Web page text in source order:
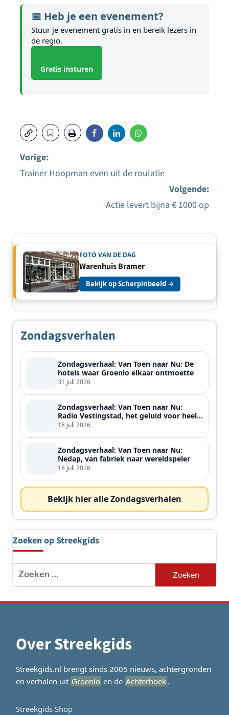
📅 Heb je een evenement?
Stuur je evenement gratis in en bereik lezers in
de regio.
Gratis insturen
Vorige:
Trainer Hoopman even uit de roulatie
Volgende:
Actie levert bijna € 1000 op
FOTO VAN DE DAG
Warenhuis Bramer
Bekijk op Scherpinbeeld →
Zondagsverhalen
Zondagsverhaal: Van Toen naar Nu: De
hotels waar Groenlo elkaar ontmoette
31 juli 2026
Zondagsverhaal: Van Toen naar Nu:
Radio Vestingstad, het geluid voor heel
de streek
18 juli 2026
Zondagsverhaal: Van Toen naar Nu:
Nedap, van fabriek naar wereldspeler
18 juli 2026
Bekijk hier alle Zondagsverhalen
Zoeken op Streekgids
Zoeken
naar:
Over Streekgids
Streekgids.nl brengt sinds 2005 nieuws, achtergronden
en verhalen uit Groenlo en de Achterhoek.
Streekgids Shop